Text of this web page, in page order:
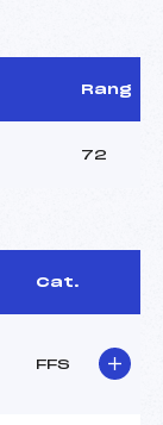
Rang
72
Cat.
FFS